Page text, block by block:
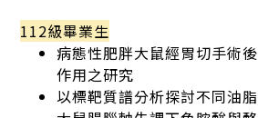
112級畢業生
病態性肥胖大鼠經胃切手術
作用之研究
以標靶質譜分析探討不同油